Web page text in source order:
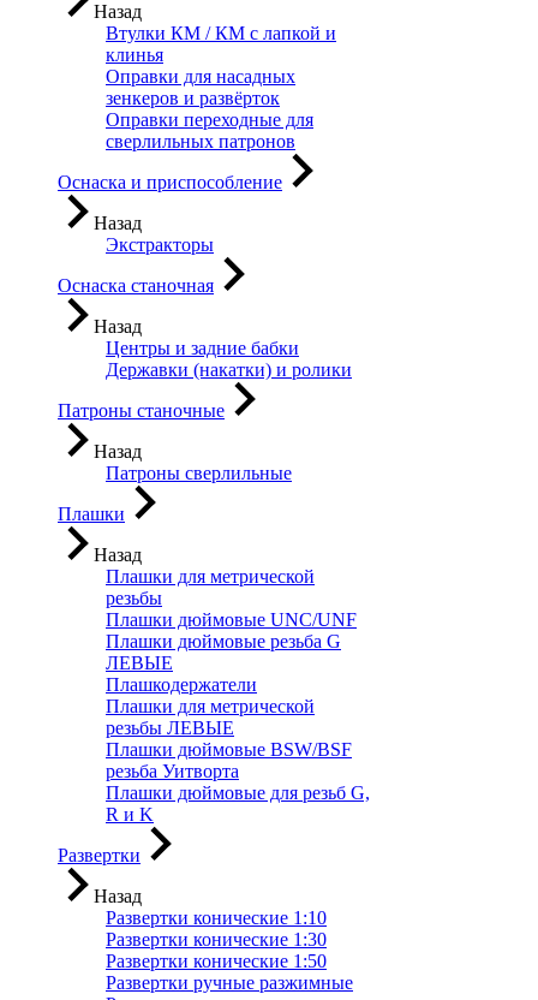
Назад
Втулки КМ / КМ с лапкой и
клинья
Оправки для насадных
зенкеров и развёрток
Оправки переходные для
сверлильных патронов
Оснаска и приспособление
Назад
Экстракторы
Оснаска станочная
Назад
Центры и задние бабки
Державки (накатки) и ролики
Патроны станочные
Назад
Патроны сверлильные
Плашки
Назад
Плашки для метрической
резьбы
Плашки дюймовые UNC/UNF
Плашки дюймовые резьба G
ЛЕВЫЕ
Плашкодержатели
Плашки для метрической
резьбы ЛЕВЫЕ
Плашки дюймовые BSW/BSF
резьба Уитворта
Плашки дюймовые для резьб G,
R и K
Развертки
Назад
Развертки конические 1:10
Развертки конические 1:30
Развертки конические 1:50
Развертки ручные разжимные